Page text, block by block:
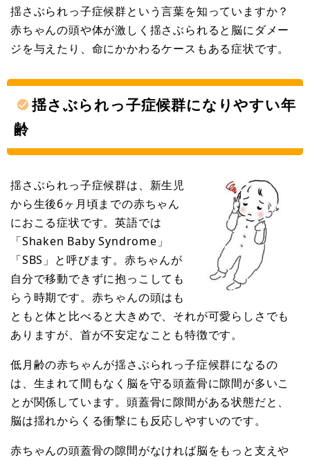
揺さぶられっ子症候群という言葉を知っていますか？
赤ちゃんの頭や体が激しく揺さぶられると脳にダメー
ジを与えたり、命にかかわるケースもある症状です。
揺さぶられっ子症候群になりやすい年
齢
揺さぶられっ子症候群は、新生児
から生後6ヶ月頃までの赤ちゃん
におこる症状です。英語では
「Shaken Baby Syndrome」
「SBS」と呼びます。赤ちゃんが
自分で移動できずに抱っこしても
らう時期です。赤ちゃんの頭はも
ともと体と比べると大きめで、それが可愛らしさでも
ありますが、首が不安定なことも特徴です。
低月齢の赤ちゃんが揺さぶられっ子症候群になるの
は、生まれて間もなく脳を守る頭蓋骨に隙間が多いこ
とが関係しています。頭蓋骨に隙間がある状態だと、
脳は揺れからくる衝撃にも反応しやすいのです。
赤ちゃんの頭蓋骨の隙間がなければ脳をもっと支えや